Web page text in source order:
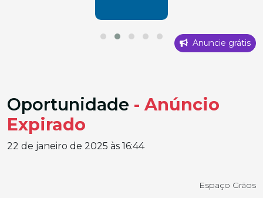
Anuncie grátis
Oportunidade - Anúncio
Expirado
22 de janeiro de 2025 às 16:44
Espaço Grãos